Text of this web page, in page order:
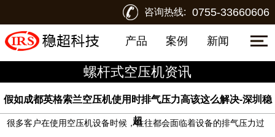
咨询热线: 0755-33660606
产品 案例 新闻
螺杆式空压机资讯
假如成都英格索兰空压机使用时排气压力高该这么解决-深圳稳
超
很多客户在使用空压机设备时候，往往都会面临着设备的排气压力过